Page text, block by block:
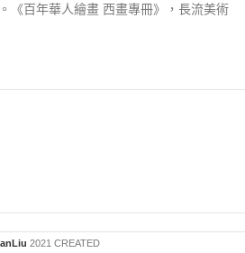
《百年華人繪畫 西畫專冊》，長流美術
2021 CREATED